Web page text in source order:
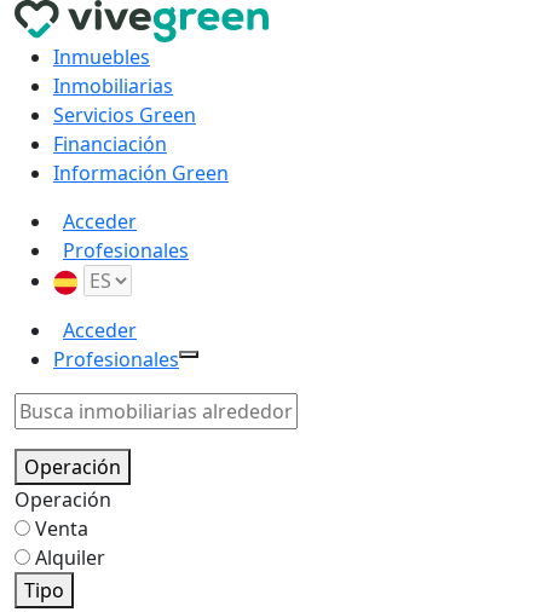
Inmuebles
Inmobiliarias
Servicios Green
Financiación
Información Green
Acceder
Profesionales
Acceder
Profesionales
Operación
Operación
Venta
Alquiler
Tipo